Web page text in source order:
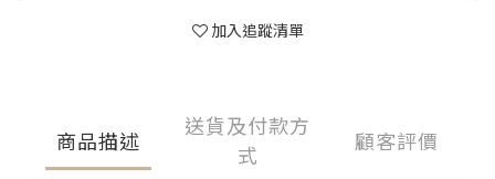
加入追蹤清單
商品描述
送貨及付款方
式
顧客評價